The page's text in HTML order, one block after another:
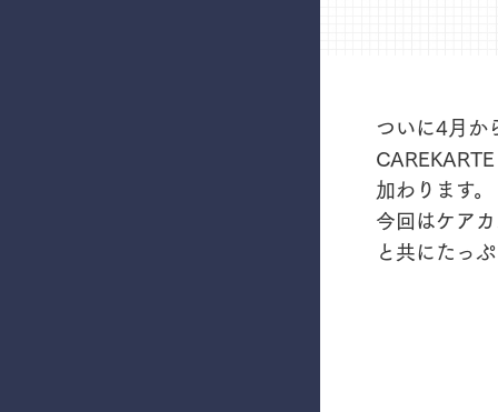
ついに4月か
加わります。
今回はケア
と共にたっ